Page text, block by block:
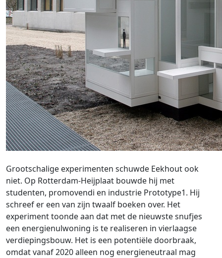
Grootschalige experimenten schuwde Eekhout ook
niet. Op Rotterdam-Heijplaat bouwde hij met
studenten, promovendi en industrie Prototype1. Hij
schreef er een van zijn twaalf boeken over. Het
experiment toonde aan dat met de nieuwste snufjes
een energienulwoning is te realiseren in vierlaagse
verdiepingsbouw. Het is een potentiële doorbraak,
omdat vanaf 2020 alleen nog energieneutraal mag